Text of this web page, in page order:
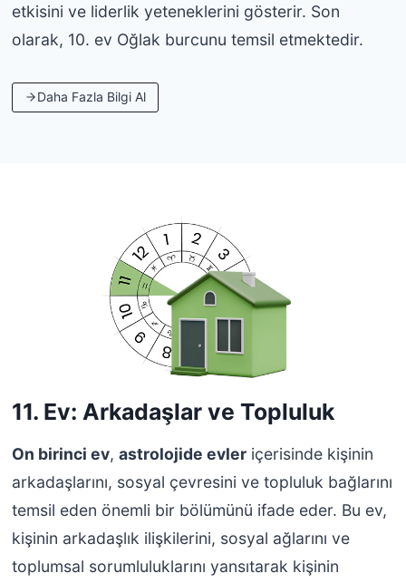
etkisini ve liderlik yeteneklerini gösterir. Son
olarak, 10. ev Oğlak burcunu temsil etmektedir.
Daha Fazla Bilgi Al
11. Ev: Arkadaşlar ve Topluluk
On birinci ev, astrolojide evleriçerisinde kişinin
arkadaşlarını, sosyal çevresini ve topluluk bağlarını
temsil eden önemli bir bölümünü ifade eder. Bu ev,
kişinin arkadaşlık ilişkilerini, sosyal ağlarını ve
toplumsal sorumluluklarını yansıtarak kişinin